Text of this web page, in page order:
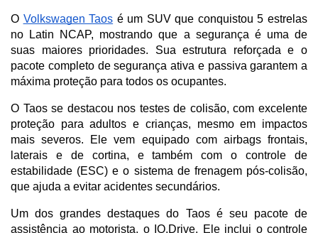
O Volkswagen Taos é um SUV que conquistou 5 estrelas
no Latin NCAP, mostrando que a segurança é uma de
suas maiores prioridades. Sua estrutura reforçada e o
pacote completo de segurança ativa e passiva garantem a
máxima proteção para todos os ocupantes.
O Taos se destacou nos testes de colisão, com excelente
proteção para adultos e crianças, mesmo em impactos
mais severos. Ele vem equipado com airbags frontais,
laterais e de cortina, e também com o controle de
estabilidade (ESC) e o sistema de frenagem pós-colisão,
que ajuda a evitar acidentes secundários.
Um dos grandes destaques do Taos é seu pacote de
assistência ao motorista, o IQ.Drive. Ele inclui o controle